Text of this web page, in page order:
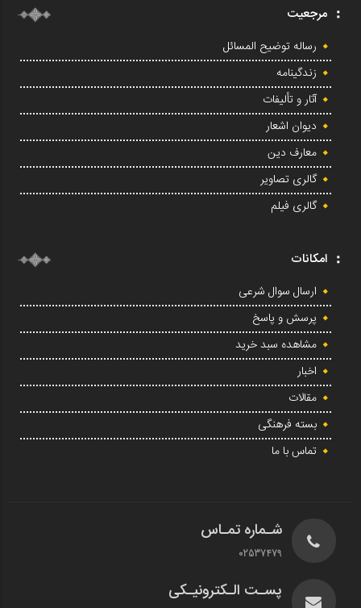
مرجعیت
رساله توضیح المسائل
زندگینامه
آثار و تألیفات
دیوان اشعار
معارف دین
گالری تصاویر
گالری فیلم
امکانات
ارسال سوال شرعی
پرسش و پاسخ
مشاهده سبد خرید
اخبار
مقالات
بسته فرهنگی
تماس با ما
شـماره تمـاس
02537479
پسـت الـکترونیـکی